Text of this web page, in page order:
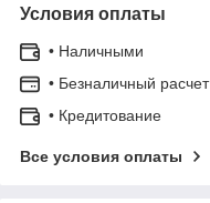
Условия оплаты
• Наличными
• Безналичный расчет
• Кредитование
Все условия оплаты